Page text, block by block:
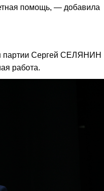
помощь, — добавила
партии Сергей СЕЛЯНИН
работа.